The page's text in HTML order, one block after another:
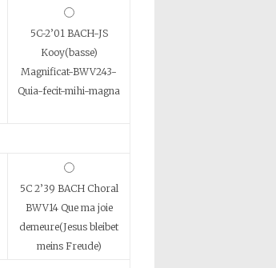
5C-2’01 BACH-JS
Kooy(basse)
Magnificat-BWV243-
Quia-fecit-mihi-magna
5C 2’39 BACH Choral
BWV14 Que ma joie
demeure(Jesus bleibet
meins Freude)